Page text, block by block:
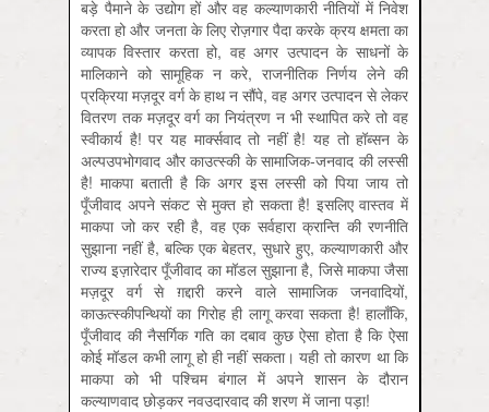
बड़े पैमाने के उद्योग हों और वह कल्याणकारी नीतियों में निवेश
करता हो और जनता के लिए रोज़गार पैदा करके क्रय क्षमता का
व्यापक विस्तार करता हो, वह अगर उत्पादन के साधनों के
मालिकाने को सामूहिक न करे, राजनीतिक निर्णय लेने की
प्रक्रिया मज़दूर वर्ग के हाथ न सौंपे, वह अगर उत्पादन से लेकर
वितरण तक मज़दूर वर्ग का नियंत्रण न भी स्थापित करे तो वह
स्वीकार्य है! पर यह मार्क्‍सवाद तो नहीं है! यह तो हॉब्सन के
अल्पउपभोगवाद और काउत्स्की के सामाजिक-जनवाद की लस्सी
है! माकपा बताती है कि अगर इस लस्सी को पिया जाय तो
पूँजीवाद अपने संकट से मुक्त हो सकता है! इसलिए वास्तव में
माकपा जो कर रही है, वह एक सर्वहारा क्रान्ति की रणनीति
सुझाना नहीं है, बल्कि एक बेहतर, सुधारे हुए, कल्याणकारी और
राज्य इज़ारेदार पूँजीवाद का मॉडल सुझाना है, जिसे माकपा जैसा
मज़दूर वर्ग से ग़द्दारी करने वाले सामाजिक जनवादियों,
काऊत्स्कीपन्थियों का गिरोह ही लागू करवा सकता है! हालाँकि,
पूँजीवाद की नैसर्गिक गति का दबाव कुछ ऐसा होता है कि ऐसा
कोई मॉडल कभी लागू हो ही नहीं सकता। यही तो कारण था कि
माकपा को भी पश्चिम बंगाल में अपने शासन के दौरान
कल्याणवाद छोड़कर नवउदारवाद की शरण में जाना पड़ा!